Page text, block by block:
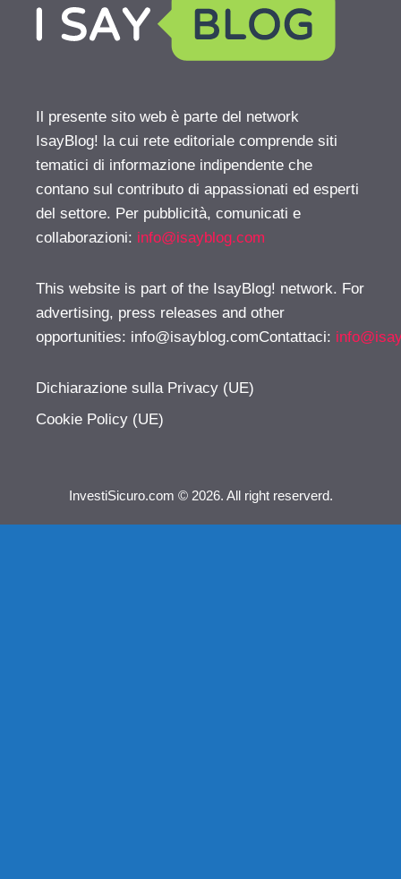
Il presente sito web è parte del network
IsayBlog! la cui rete editoriale comprende siti
tematici di informazione indipendente che
contano sul contributo di appassionati ed esperti
del settore. Per pubblicità, comunicati e
collaborazioni: info@isayblog.com
This website is part of the IsayBlog! network. For
advertising, press releases and other
opportunities: info@isayblog.comContattaci:
Dichiarazione sulla Privacy (UE)
Cookie Policy (UE)
InvestiSicuro.com © 2026. All right reserverd.